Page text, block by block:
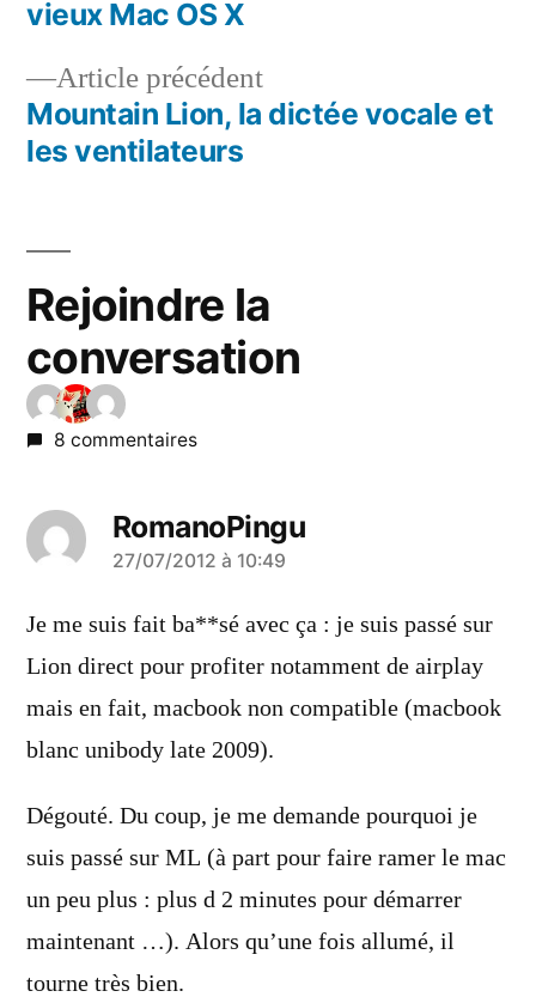
l’article
Article précédentArticle
précédent :
Mountain Lion, la dictée vocale et
les ventilateurs
vieux Mac OS X
Rejoindre la
conversation
8 commentaires
RomanoPingu
a
dit :
27/07/2012 à 10:49
Je me suis fait ba**sé avec ça : je suis passé sur
Lion direct pour profiter notamment de airplay
mais en fait, macbook non compatible (macbook
blanc unibody late 2009).
Dégouté. Du coup, je me demande pourquoi je
suis passé sur ML (à part pour faire ramer le mac
un peu plus : plus d 2 minutes pour démarrer
maintenant …). Alors qu’une fois allumé, il
tourne très bien.